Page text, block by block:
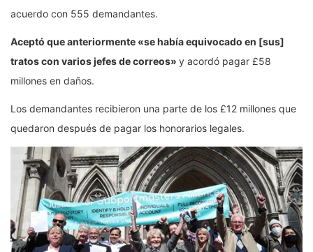
acuerdo con 555 demandantes.
Aceptó que anteriormente «se había equivocado en [sus]
tratos con varios jefes de correos» y acordó pagar £58
millones en daños.
Los demandantes recibieron una parte de los £12 millones que
quedaron después de pagar los honorarios legales.